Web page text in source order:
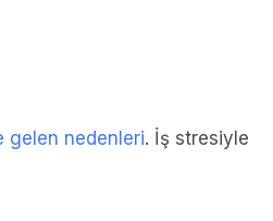
gelen nedenleri. İş stresiyle